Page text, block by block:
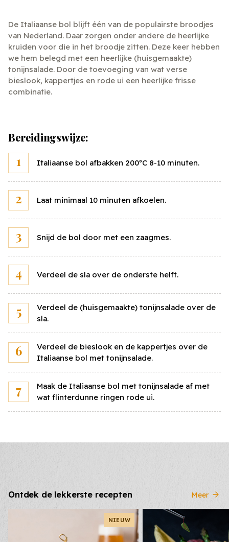
Sluiten
Bereken de kostprijs
ingrediënten en bereken snel en eenvoudig jouw
persoonlijke kostprijs voor dit gerecht.
De Italiaanse bol blijft één van de populairste broodjes
van Nederland. Daar zorgen onder andere de heerlijke
kruiden voor die in het broodje zitten. Deze keer hebben
we hem belegd met een heerlijke (huisgemaakte)
tonijnsalade. Door de toevoeging van wat verse
bieslook, kappertjes en rode ui een heerlijke frisse
combinatie.
Bereidingswijze:
Italiaanse bol afbakken 200ºC 8-10 minuten.
Laat minimaal 10 minuten afkoelen.
Snijd de bol door met een zaagmes.
Verdeel de sla over de onderste helft.
Verdeel de (huisgemaakte) tonijnsalade over de
sla.
Verdeel de bieslook en de kappertjes over de
Italiaanse bol met tonijnsalade.
Maak de Italiaanse bol met tonijnsalade af met
wat flinterdunne ringen rode ui.
Ontdek de lekkerste recepten Meer
NIEUW